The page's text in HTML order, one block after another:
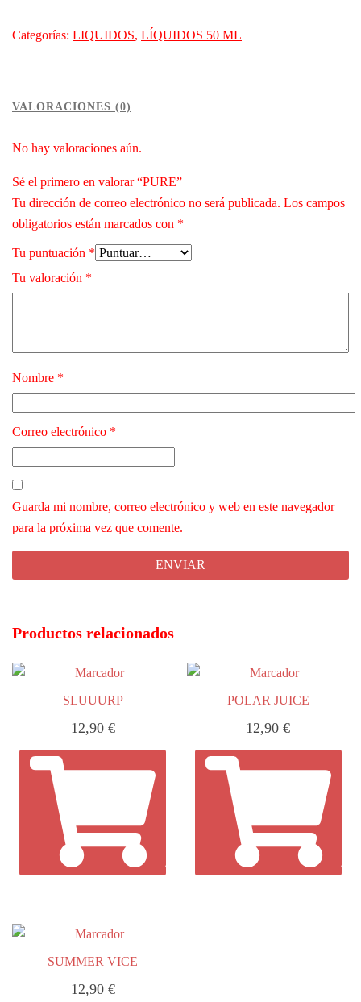
Categorías: LIQUIDOS, LÍQUIDOS 50 ML
VALORACIONES (0)
No hay valoraciones aún.
Sé el primero en valorar “PURE”
Tu dirección de correo electrónico no será publicada. Los campos
obligatorios están marcados con *
Tu puntuación *
Tu valoración *
Nombre *
Correo electrónico *
Guarda mi nombre, correo electrónico y web en este navegador
para la próxima vez que comente.
Productos relacionados
SLUUURP
12,90 €
AÑADIR AL CARRITO
POLAR JUICE
12,90€
SUMMER VICE
12,90 €